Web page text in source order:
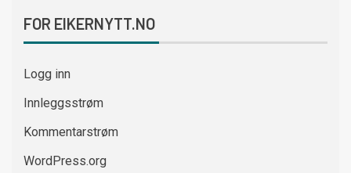
FOR EIKERNYTT.NO
Logg inn
Innleggsstrøm
Kommentarstrøm
WordPress.org